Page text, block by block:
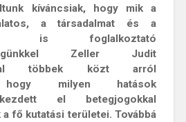
kíváncsiak, hogy mik a
a társadalmat és a
is foglalkoztató
Zeller Judit
többek közt arról
hogy milyen hatások
el betegjogokkal
fő kutatási területei. Továbbá